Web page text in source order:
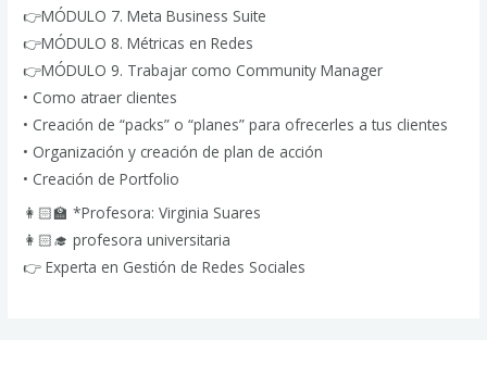
👉MÓDULO 7. Meta Business Suite
👉MÓDULO 8. Métricas en Redes
👉MÓDULO 9. Trabajar como Community Manager
• Como atraer clientes
• Creación de “packs” o “planes” para ofrecerles a tus clientes
• Organización y creación de plan de acción
• Creación de Portfolio
👩🏻‍🏫 *Profesora: Virginia Suares
👩🏻‍🎓 profesora universitaria
👉 Experta en Gestión de Redes Sociales